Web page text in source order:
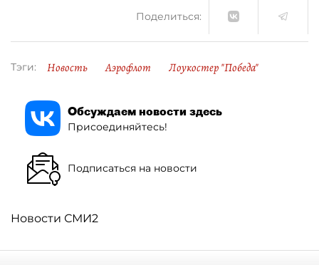
Поделиться:
Тэги: Новость Аэрофлот Лоукостер "Победа"
Обсуждаем новости здесь
Присоединяйтесь!
Подписаться на новости
Новости СМИ2